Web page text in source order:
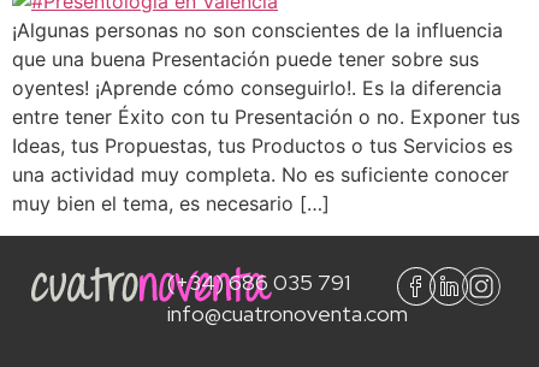
¡Algunas personas no son conscientes de la influencia
que una buena Presentación puede tener sobre sus
oyentes! ¡Aprende cómo conseguirlo!. Es la diferencia
entre tener Éxito con tu Presentación o no. Exponer tus
Ideas, tus Propuestas, tus Productos o tus Servicios es
una actividad muy completa. No es suficiente conocer
muy bien el tema, es necesario […]
(+34) 686 035 791
info@cuatronoventa.com